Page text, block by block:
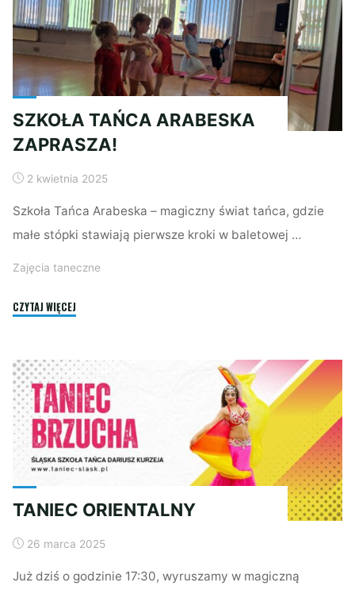
SZKOŁA TAŃCA ARABESKA
ZAPRASZA!
2 kwietnia 2025
Szkoła Tańca Arabeska – magiczny świat tańca, gdzie
małe stópki stawiają pierwsze kroki w baletowej …
Zajęcia taneczne
CZYTAJ WIĘCEJ
ZAPRASZA!"
TANIEC ORIENTALNY
26 marca 2025
Już dziś o godzinie 17:30, wyruszamy w magiczną